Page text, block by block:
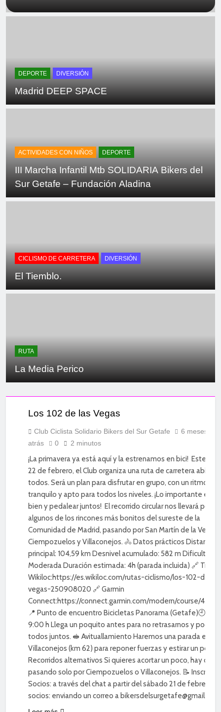
DEPORTE DIVERSIÓN
Madrid DEEP SPACE
ACTIVIDADES CON NIÑOS DEPORTE
III Marcha Infantil Mtb SOLIDARIA Bikers del
Sur Getafe – Fundación Aladina
CICLISMO DE CARRETERA DIVERSIÓN
El Tiemblo.
RUTA
La Media Perico
CICLISMO
DEPORTE
DIVERSIÓN
SOCIAL
Los 102 de las Vegas
Club Ciclista Solidario Bikers del Sur Getafe
6 meses
atrás
0 2 minutos
¡La primavera ya está aquí y la estrenamos en bici! Este
22 de febrero, el Club organiza una ruta de carretera abierta
todos. Será un plan para disfrutar en grupo, con un ritmo
tranquilo y apto para todos los niveles. ¡Lo importante es
bien y pedalear juntos! El recorrido circular nos llevará por
algunos de los rincones más bonitos del sureste de la
Comunidad de Madrid, pasando por San Martín de la Vega,
Ciempozuelos y Villaconejos. 🚴 Datos prácticos Distancia
principal: 104,59 km Desnivel acumulado: 582 m Dificultad:
Moderada Duración estimada: 4h (parada incluida) 🔗 Track
Wikiloc:https://es.wikiloc.com/rutas-ciclismo/los-102-de-
vegas-250908020 🔗 Garmin
Connect:https://connect.garmin.com/modern/course/
📍 Punto de encuentro Bicicletas Panorama (Getafe)🕘
9:00 h Llega un poquito antes para no retrasarnos y poder
todos juntos. 🥪 Avituallamiento Haremos una parada en
Villaconejos (km 62) para reponer fuerzas y estirar un poco.
Recorridos alternativos Si quieres acortar un poco, hay
pasando solo por Ciempozuelos o Villaconejos. 📝
Socios: a través del chat a partir del sábado 21 de febrero.
socios: enviando un correo a bikersdelsurgetafe@gmail.com